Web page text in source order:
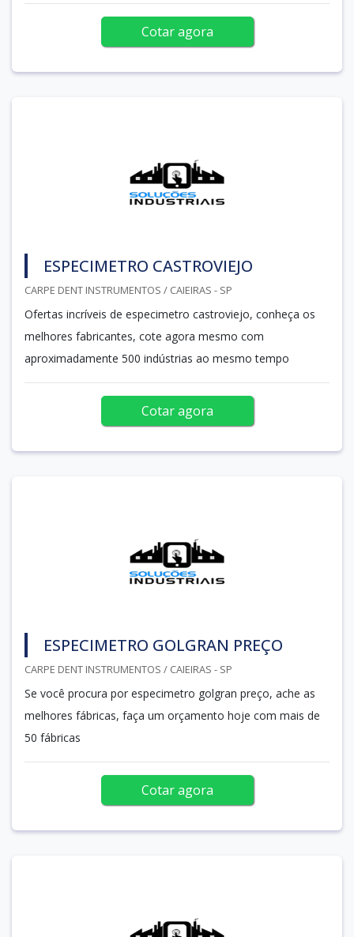
Cotar agora
ESPECIMETRO CASTROVIEJO
CARPE DENT INSTRUMENTOS / CAIEIRAS - SP
Ofertas incríveis de especimetro castroviejo, conheça os
melhores fabricantes, cote agora mesmo com
aproximadamente 500 indústrias ao mesmo tempo
Cotar agora
ESPECIMETRO GOLGRAN PREÇO
CARPE DENT INSTRUMENTOS / CAIEIRAS - SP
Se você procura por especimetro golgran preço, ache as
melhores fábricas, faça um orçamento hoje com mais de
50 fábricas
Cotar agora